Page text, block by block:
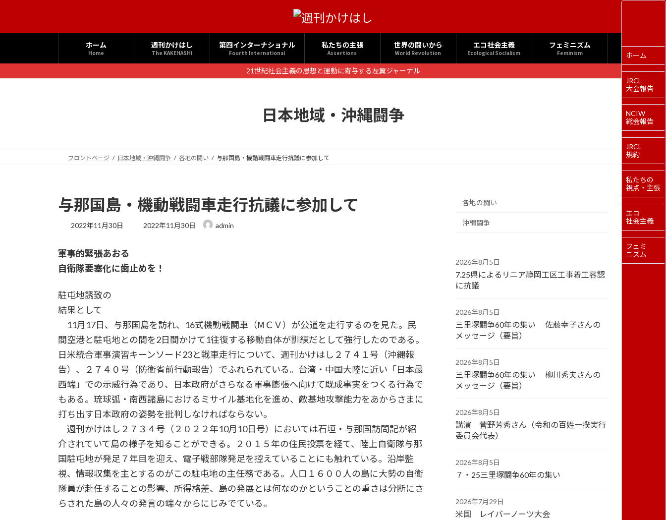
へ
ス
ョ
ン
ホーム
Home
週刊かけはし
The KAKEHASHI
第四インターナショナル
Fourth International
私たちの主張
Assertions
世界の闘いから
World Revolution
エコ社会主義
Ecological Socialism
フェミニズム
Feminism
21世紀社会主義の思想と運動に寄与する左翼ジャーナル
日本地域・沖縄闘争
フロントページ 日本地域・沖縄闘争 各地の闘い 与那国島・機動戦闘車走行抗議に参加して
与那国島・機動戦闘車走行抗議に参加して
2022年11月30日
最
日
時
2022年11月30日 admin
軍事的緊張あおる
自衛隊要塞化に歯止めを！
駐屯地誘致の
結果として
11月17日、与那国島を訪れ、16式機動戦闘車（МＣＶ）が公道を走行するのを見た。民
間空港と駐屯地との間を2日間かけて1往復する移動自体が訓練だとして強行したのである。
日米統合軍事演習キーンソード23と戦車走行について、週刊かけはし２７４１号（沖縄報
告）、２７４０号（防衛省前行動報告）でふれられている。台湾・中国大陸に近い「日本最
西端」での示威行為であり、日本政府がさらなる軍事膨張へ向けて既成事実をつくる行為で
もある。琉球弧・南西諸島におけるミサイル基地化を進め、敵基地攻撃能力をあからさまに
打ち出す日本政府の姿勢を批判しなければならない。
週刊かけはし２７３４号（２０２２年10月10日号）においては石垣・与那国訪問記が紹
介されていて島の様子を知ることができる。２０１５年の住民投票を経て、陸上自衛隊与那
国駐屯地が発足７年目を迎え、電子戦部隊発足を控えていることにも触れている。沿岸監
視、情報収集を主とするのがこの駐屯地の主任務である。人口１６００人の島に大勢の自衛
隊員が赴任することの影響、所得格差、島の発展とは何なのかということの重さは分断にさ
らされた島の人々の発言の端々からにじみでている。
各地の闘い
沖縄闘争
2026年8月5日
7.25県によるリニア静岡工区工事着工容認
に抗議
2026年8月5日
三里塚闘争60年の集い 佐藤幸子さんの
メッセージ（要旨）
2026年8月5日
三里塚闘争60年の集い 柳川秀夫さんの
メッセージ（要旨）
2026年8月5日
講演 菅野芳秀さん（令和の百姓一揆実行
委員会代表）
2026年8月5日
７・25三里塚闘争60年の集い
2026年7月29日
米国 レイバーノーツ大会
ホーム
JRCL
大会報告
NCIW
総会報告
JRCL
規約
私たちの
視点・主張
エコ
社会主義
フェミ
ニズム